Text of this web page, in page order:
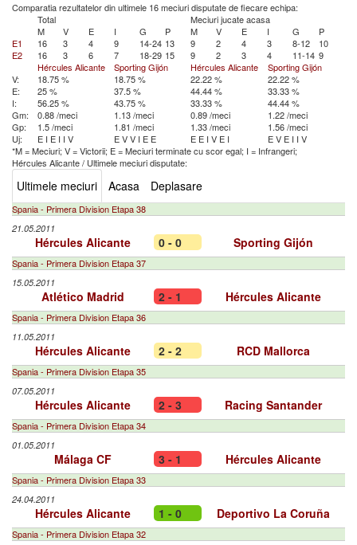
Comparatia rezultatelor din ultimele 16 meciuri disputate de fiecare echipa:
Total
Meciuri jucate acasa
M
V E I G P M V E I G
P
E1
16 3 4 9 14-24 13 9 2 4 3 8-12
10
E2
16 3 6 7 18-29 15 9 2 3 4 11-14 9
Hércules Alicante
Sporting Gijón Hércules Alicante
Sporting Gijón
V:
18.75 % 18.75 % 22.22 %
22.22 %
E:
25 % 37.5 % 44.44 %
33.33 %
I:
56.25 % 43.75 % 33.33 %
44.44 %
Gm:
0.88 /meci 1.13 /meci 0.89 /meci
1.22 /meci
Gp:
1.5 /meci 1.81 /meci 1.33 /meci
1.56 /meci
Uj:
E I E I I V EVV I E E E E I V E I EV E I I V
*M = Meciuri; V = Victorii; E = Meciuri terminate cu scor egal; I = Infrangeri;
Hércules Alicante/ Ultimele meciuri disputate:
Ultimele meciuri Acasa Deplasare
Spania - Primera Division Etapa 38
21.05.2011
Hércules Alicante 0 - 0 Sporting Gijón
Spania - Primera Division Etapa 37
15.05.2011
Atlético Madrid 2 - 1 Hércules Alicante
Spania - Primera Division Etapa 36
11.05.2011
Hércules Alicante 2 - 2 RCD Mallorca
Spania - Primera Division Etapa 35
07.05.2011
Hércules Alicante 2 - 3 Racing Santander
Spania - Primera Division Etapa 34
01.05.2011
Málaga CF 3 - 1 Hércules Alicante
Spania - Primera Division Etapa 33
24.04.2011
Hércules Alicante 1 - 0 Deportivo La Coruña
Spania - Primera Division Etapa 32